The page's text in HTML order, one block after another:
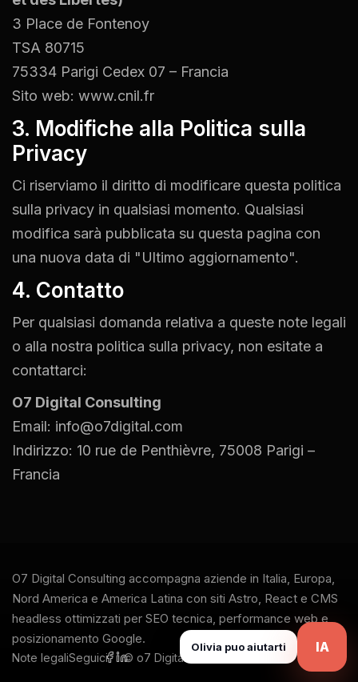
3 Place de Fontenoy
TSA 80715
75334 Parigi Cedex 07 – Francia
Sito web: www.cnil.fr
3. Modifiche alla Politica sulla
Privacy
Ci riserviamo il diritto di modificare questa politica
sulla privacy in qualsiasi momento. Qualsiasi
modifica sarà pubblicata su questa pagina con
una nuova data di "Ultimo aggiornamento".
4. Contatto
Per qualsiasi domanda relativa a queste note legali
o alla nostra politica sulla privacy, non esitate a
contattarci:
O7 Digital Consulting
Email: info@o7digital.com
Indirizzo: 10 rue de Penthièvre, 75008 Parigi –
Francia
O7 Digital Consulting accompagna aziende in Italia, Europa,
Nord America e America Latina con siti Astro, React e CMS
headless ottimizzati per SEO tecnica, performance web e
posizionamento Google.
Note legaliSeguici © o7 Digital
Olivia puo aiutarti IA